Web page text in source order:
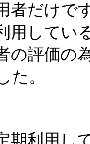
者だけで
用してい
の評価の
た。
期利用し